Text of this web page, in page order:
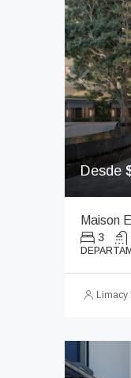
Desde
Maison
3
Limacy